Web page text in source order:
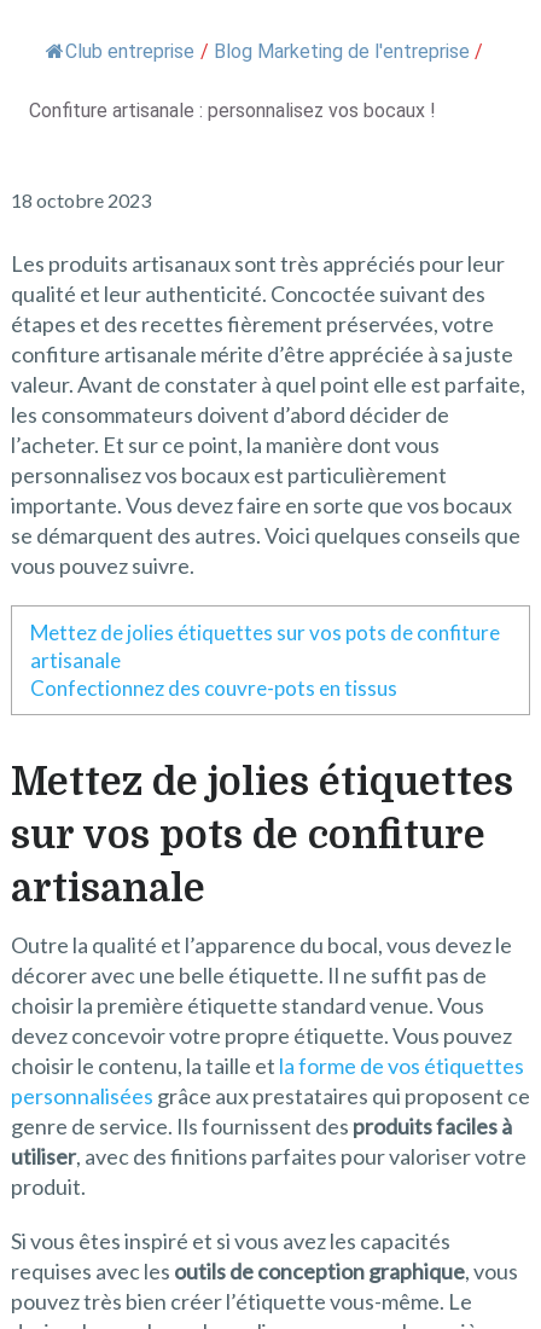
Club entreprise / Blog Marketing de l'entreprise /
Confiture artisanale : personnalisez vos bocaux !
18 octobre 2023
Les produits artisanaux sont très appréciés pour leur
qualité et leur authenticité. Concoctée suivant des
étapes et des recettes fièrement préservées, votre
confiture artisanale mérite d’être appréciée à sa juste
valeur. Avant de constater à quel point elle est parfaite,
les consommateurs doivent d’abord décider de
l’acheter. Et sur ce point, la manière dont vous
personnalisez vos bocaux est particulièrement
importante. Vous devez faire en sorte que vos bocaux
se démarquent des autres. Voici quelques conseils que
vous pouvez suivre.
Mettez de jolies étiquettes sur vos pots de confiture
artisanale
Confectionnez des couvre-pots en tissus
Mettez de jolies étiquettes
sur vos pots de confiture
artisanale
Outre la qualité et l’apparence du bocal, vous devez le
décorer avec une belle étiquette. Il ne suffit pas de
choisir la première étiquette standard venue. Vous
devez concevoir votre propre étiquette. Vous pouvez
choisir le contenu, la taille et la forme de vos étiquettes
personnalisées grâce aux prestataires qui proposent ce
genre de service. Ils fournissent des produits faciles à
utiliser, avec des finitions parfaites pour valoriser votre
produit.
Si vous êtes inspiré et si vous avez les capacités
requises avec les outils de conception graphique, vous
pouvez très bien créer l’étiquette vous-même. Le